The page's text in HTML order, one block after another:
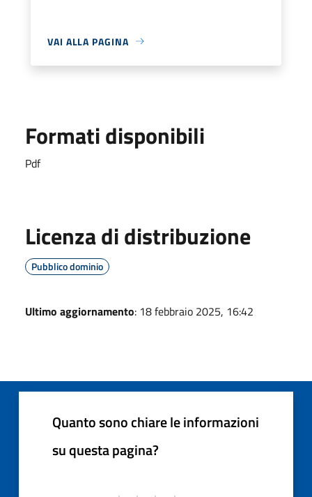
VAI ALLA PAGINA
Formati disponibili
Pdf
Licenza di distribuzione
Pubblico dominio
Ultimo aggiornamento: 18 febbraio 2025, 16:42
Quanto sono chiare le informazioni
su questa pagina?